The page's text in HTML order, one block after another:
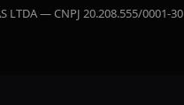
LTDA — CNPJ 20.208.555/0001-30